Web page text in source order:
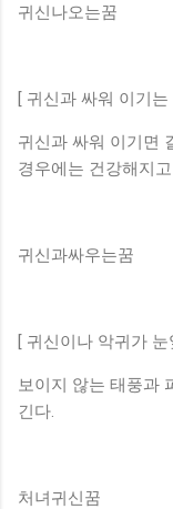
귀신나오는꿈
[ 귀신과 싸워 이기
귀신과 싸워 이기면
경우에는 건강해지
귀신과싸우는꿈
[ 귀신이나 악귀가
보이지 않는 태풍과
긴다.
처녀귀신꿈